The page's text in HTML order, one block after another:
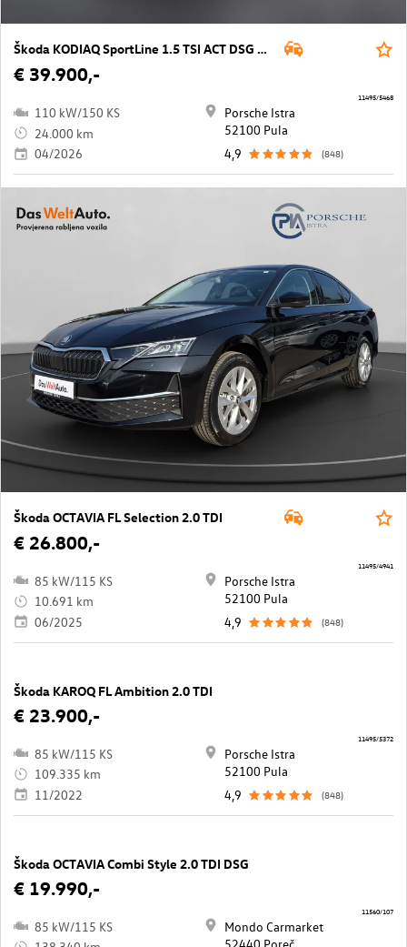
Škoda KODIAQ SportLine 1.5 TSI ACT DSG mHEV
€ 39.900,-
110 kW/150 KS
24.000 km
04/2026
Porsche Istra
52100 Pula
4,9
(848)
11495/5468
Škoda OCTAVIA FL Selection 2.0 TDI
€ 26.800,-
85 kW/115 KS
10.691 km
06/2025
Porsche Istra
52100 Pula
4,9
(848)
11495/4941
Škoda KAROQ FL Ambition 2.0 TDI
€ 23.900,-
85 kW/115 KS
109.335 km
11/2022
Porsche Istra
52100 Pula
4,9
(848)
11495/5372
Škoda OCTAVIA Combi Style 2.0 TDI DSG
€ 19.990,-
85 kW/115 KS
Mondo Carmarket
11560/107